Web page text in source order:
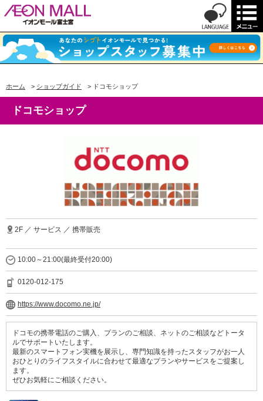
ホーム > ショップガイド > ドコモショップ
ドコモショップ
2F ／ サービス ／ 携帯販売
10:00～21:00(最終受付20:00)
0120-012-175
https://www.docomo.ne.jp/
ドコモの携帯電話のご購入、プランのご相談、ネットのご相談などトータ
ルでサポートいたします。
最新のスマートフォン実機を展示し、専門知識を持ったスタッフがお一人
おひとりのライフスタイルに合わせて最適なプランやサービスをご提案し
ます。
ぜひお気軽にご相談ください。